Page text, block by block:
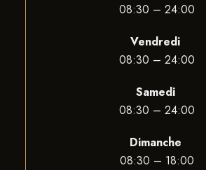
08:30 – 24:00
Vendredi
08:30 – 24:00
Samedi
08:30 – 24:00
Dimanche
08:30 – 18:00